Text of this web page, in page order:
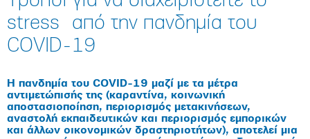
stress από την πανδημία του
COVID-19
Η πανδημία του COVID-19 μαζί με τα μέτρα
αντιμετώπισής της (καραντίνα, κοινωνική
αποστασιοποίηση, περιορισμός μετακινήσεων,
αναστολή εκπαιδευτικών και περιορισμός εμπορικών
και άλλων οικονομικών δραστηριοτήτων), αποτελεί μια